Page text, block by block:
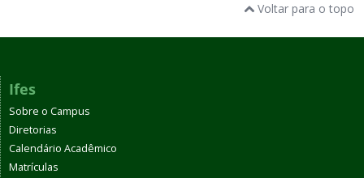
Voltar para o topo
Ifes
Sobre o Campus
Diretorias
Calendário Acadêmico
Matrículas